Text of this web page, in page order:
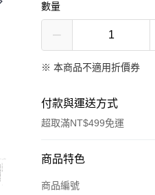
數量
※ 本商品不適用折價券
付款與運送方式
超取滿NT$499免運
付款方式
信用卡一次付款
商品特色
商品編號